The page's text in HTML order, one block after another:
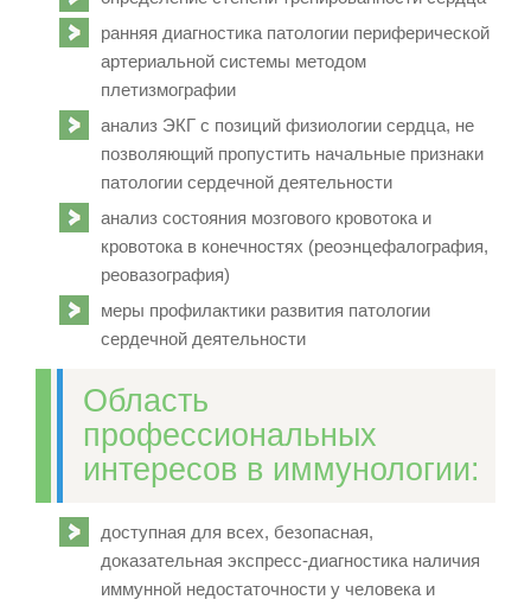
ранняя диагностика патологии периферической
артериальной системы методом
плетизмографии
анализ ЭКГ с позиций физиологии сердца, не
позволяющий пропустить начальные признаки
патологии сердечной деятельности
анализ состояния мозгового кровотока и
кровотока в конечностях (реоэнцефалография,
реовазография)
меры профилактики развития патологии
сердечной деятельности
Область
профессиональных
интересов в иммунологии:
доступная для всех, безопасная,
доказательная экспресс-диагностика наличия
иммунной недостаточности у человека и